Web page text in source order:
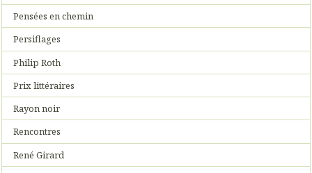
Pensées en chemin
Persiflages
Philip Roth
Prix littéraires
Rayon noir
Rencontres
René Girard